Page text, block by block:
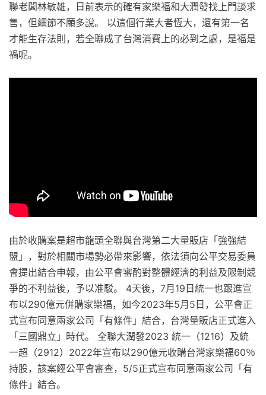
聯老闆林敏雄，日前表示的確有家樂福和大潤發找上門談求
售，但細節不願多說。 以這個行業大者恆大，還有第一名
才能生存法則，若全聯成了台灣消費上的必到之處，是福是
禍呢。
由於收購案是超市龍頭全聯與台灣第二大量販店「強強結
盟」，對於相關市場勢必帶來影響，依法須向公平交易委員
會提出結合申報，由公平會審酌對整體經濟的利益及限制競
爭的不利益後，予以准駁。 4天後，7月19日統一也跟進宣
布以290億元併購家樂福，如今2023年5月5日，公平會正
式宣布同意兩家公司「有條件」結合，台灣量販店正式進入
「三國鼎立」時代。 全聯大潤發2023 統一（1216）及統
一超（2912）2022年宣布以290億元收購台灣家樂福60％
持股，該案經公平會審查，5/5正式宣布同意兩家公司「有
條件」結合。